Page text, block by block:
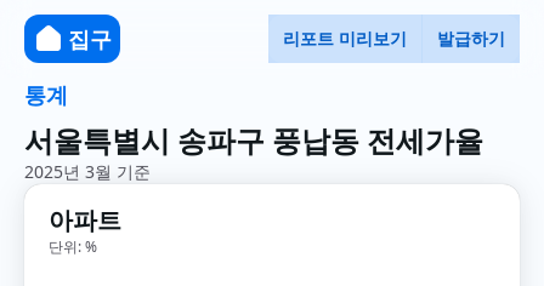
집구 리포트 미리보기 발급하기
통계
서울특별시 송파구 풍납동 전세가율
2025년 3월 기준
아파트
단위: %